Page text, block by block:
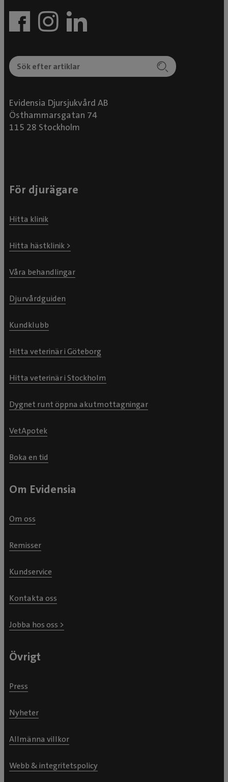
Evidensia Djursjukvård AB
Östhammarsgatan 74
115 28 Stockholm
För djurägare
Hitta klinik
Hitta hästklinik >
Våra behandlingar
Djurvårdguiden
Kundklubb
Hitta veterinär i Göteborg
Hitta veterinär i Stockholm
Dygnet runt öppna akutmottagningar
VetApotek
Boka en tid
Om Evidensia
Om oss
Remisser
Kundservice
Kontakta oss
Jobba hos oss >
Övrigt
Press
Nyheter
Allmänna villkor
Webb & integritetspolicy